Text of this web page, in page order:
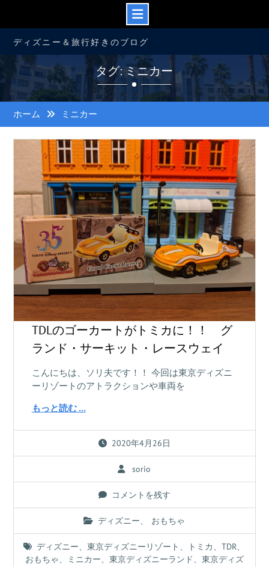
ン
ツ
へ
キ
ディズニー＆旅行好きのブログ
タグ: ミニカー
ホーム ミニカー
TDLのゴーカートがトミカに！！ グ
ランド・サーキット・レースウェイ
こんにちは、ソリ夫です！！ 今回は東京ディズニ
ーリゾートのアトラクションや車両を
もっと読む …
2020年4月26日
sorio
コメントを残す
ディズニー、 おもちゃ
ディズニー、東京ディズニーリゾート 、 トミカ、TDR、
おもちゃ、 ミニカー、 東京ディズニーランド、 東京ディズ